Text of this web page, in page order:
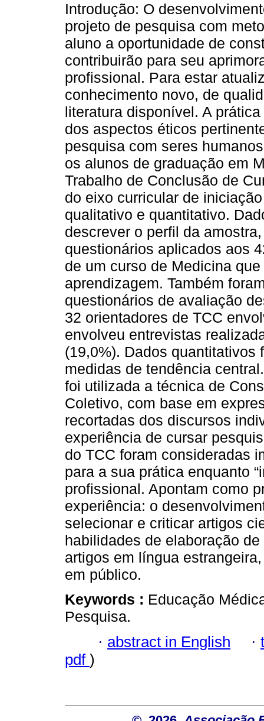
Introdução: O
projeto de pesquisa com
aluno a oportunidade de
contribuirão para seu
profissional. Para estar
conhecimento novo, de
literatura disponível. A
dos aspectos éticos
pesquisa com seres
os alunos de graduação em
Trabalho de Conclusão de
do eixo curricular de
qualitativo e quantitativo.
descrever o perfil da
questionários aplicados aos
de um curso de Medicina
aprendizagem. Também
questionários de avaliação
32 orientadores de TCC
envolveu entrevistas
(19,0%). Dados quantitativos
medidas de tendência
foi utilizada a técnica de
Coletivo, com base em
recortadas dos discursos
experiência de cursar
do TCC foram consideradas
para a sua prática enquanto
profissional. Apontam como
experiência: o
selecionar e criticar artigos
habilidades de elaboração
artigos em língua
em público.
Keywords : Educação
Pesquisa.
· abstract in English ·
pdf )